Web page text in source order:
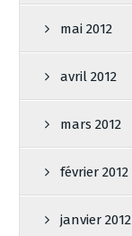
mai 2012
avril 2012
mars 2012
février 2012
janvier 2012